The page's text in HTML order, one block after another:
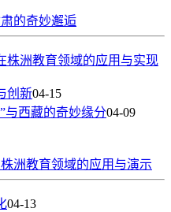
的奇妙邂逅
株洲教育领域的应用与实现
创新04-15
与西藏的奇妙缘分04-09
洲教育领域的应用与演示
04-13